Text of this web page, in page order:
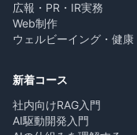
広報・PR・IR実務
Web制作
ウェルビーイング・健康
新着コース
社内向けRAG入門
AI駆動開発入門